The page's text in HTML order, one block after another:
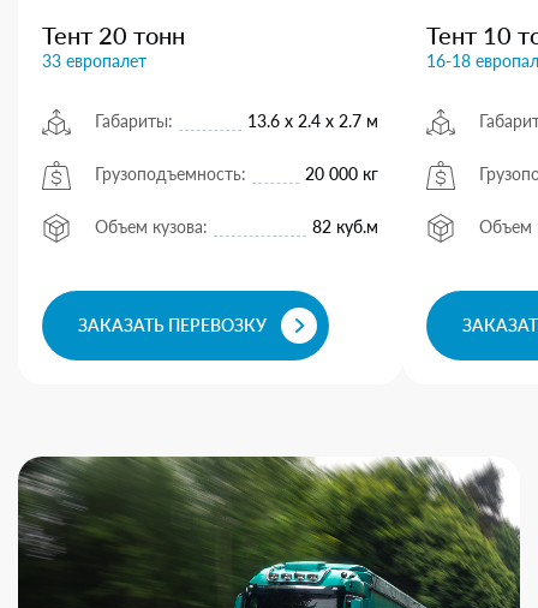
Тент 20 тонн
33 европалет
Габариты: 13.6 х 2.4 х 2.7 м
Грузоподъемность: 20 000 кг
Объем кузова: 82 куб.м
ЗАКАЗАТЬ ПЕРЕВОЗКУ
Тент 10
16-18
Объем